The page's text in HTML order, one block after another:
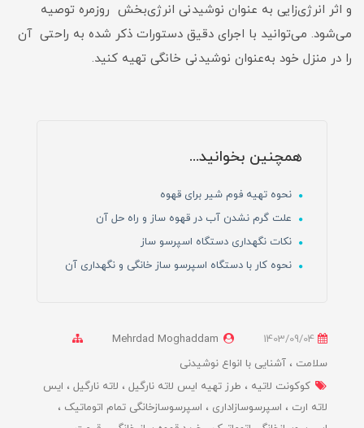
و اثر انرژی‌زایی به ‌عنوان نوشیدنی انرژی‌بخش روزمره توصیه
می‌شود. می‌توانید با اجرای دقیق دستورات ذکر شده به ‌راحتی آن
را در منزل خود به‌عنوان نوشیدنی خانگی تهیه کنید.
همچنین بخوانید...
نحوه تهیه فوم شیر برای قهوه
علت گرم نشدن آب در قهوه ساز و راه حل آن
نکات نگهداری دستگاه اسپرسو ساز
نحوه کار با دستگاه اسپرسو ساز خانگی و نگهداری آن
Mehrdad Moghaddam
سلامت
آشنایی با انواع نوشیدنی
کوکونت لاتیه
طرز تهیه ایس لاته نارگیل لاته نارگیل
ایس
لاته ارت
اسپرسوسازاداری
اسپرسوسازخانگی تمام اتوماتیک